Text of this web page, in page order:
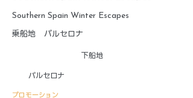
Southern Spain Winter Escapes
乗船地 バルセロナ
下船地
バルセロナ
プロモーション